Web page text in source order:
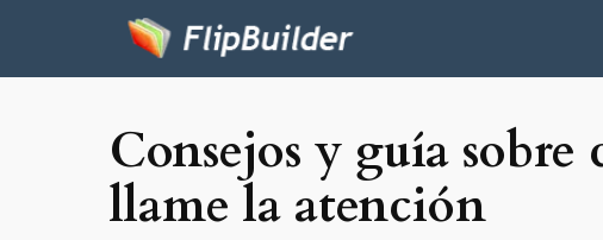
Consejos y guía
llame la atención